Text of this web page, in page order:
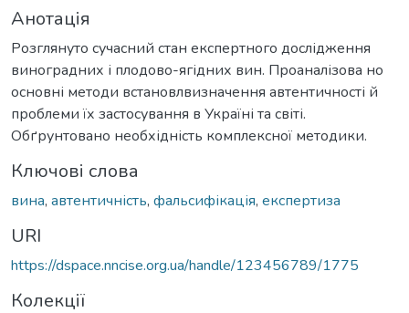
Анотація
Розглянуто сучасний стан експертного дослідження
виноградних і плодово-ягідних вин. Проаналізова но
основні методи встановлвизначення автентичності й
проблеми їх застосування в Україні та світі.
Обґрунтовано необхідність комплексної методики.
Ключові слова
вина, автентичність, фальсифікація, експертиза
URI
https://dspace.nncise.org.ua/handle/123456789/1775
Колекції